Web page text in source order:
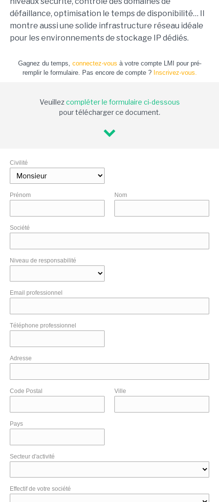
défaillance, optimisation le temps de disponibilité… Il
montre aussi une solide infrastructure réseau idéale
pour les environnements de stockage IP dédiés.
Gagnez du temps, connectez-vous à votre compte LMI pour pré-
remplir le formulaire. Pas encore de compte ? Inscrivez-vous.
Veuillezcompléter le formulaire ci-dessous
pour télécharger ce document.
Civilité
Prénom Nom
Société
Niveau de responsabilité
Email professionnel
Téléphone professionnel
Adresse
Code Postal Ville
Pays
Secteur d'activité
Effectif de votre société